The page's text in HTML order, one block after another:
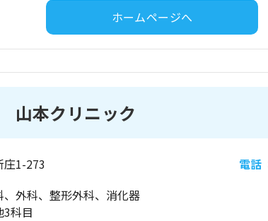
ホームページへ
山本クリニック
庄1-273 電話
、外科、整形外科、消化器
3科目